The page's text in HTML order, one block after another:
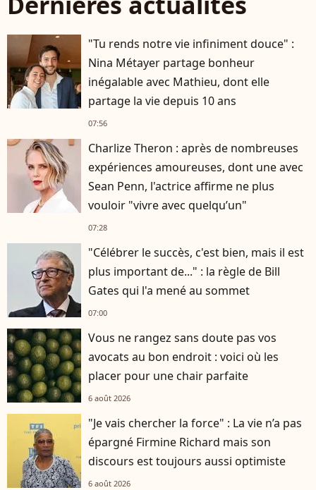
"Tu rends notre vie infiniment douce" :
Nina Métayer partage bonheur
inégalable avec Mathieu, dont elle
partage la vie depuis 10 ans
07:56
Charlize Theron : après de nombreuses
expériences amoureuses, dont une avec
Sean Penn, l'actrice affirme ne plus
vouloir "vivre avec quelqu’un"
07:28
"Célébrer le succès, c'est bien, mais il est
plus important de..." : la règle de Bill
Gates qui l'a mené au sommet
07:00
Vous ne rangez sans doute pas vos
avocats au bon endroit : voici où les
placer pour une chair parfaite
6 août 2026
"Je vais chercher la force" : La vie n’a pas
épargné Firmine Richard mais son
discours est toujours aussi optimiste
6 août 2026